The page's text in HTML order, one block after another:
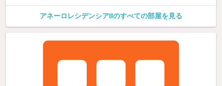
アネーロレシデンシアIIのすべての部屋を見る